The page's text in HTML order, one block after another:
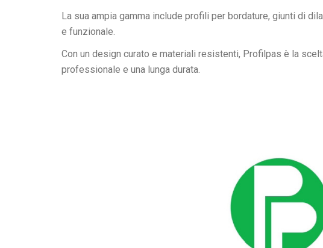
La sua ampia gamma include profili per bordature, giunti di
e funzionale.
Con un design curato e materiali resistenti, Profilpas è la
professionale e una lunga durata.